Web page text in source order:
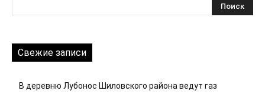
Свежие записи
В деревню Лубонос Шиловского района ведут газ